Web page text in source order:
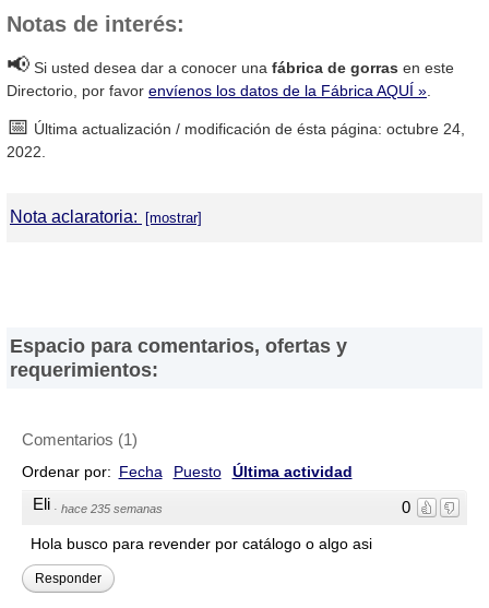
Notas de interés:
📢 Si usted desea dar a conocer una fábrica de gorras en este
Directorio, por favor envíenos los datos de la Fábrica AQUÍ ».
📅 Última actualización / modificación de ésta página: octubre 24,
2022.
Nota aclaratoria:
servicios ofrecidos por éstas. Asimismo, se advierte que las
direcciones, números de teléfono y otros datos de contacto son
Espacio para comentarios, ofertas y
requerimientos:
Comentarios (1)
Ordenar por: Fecha Puesto Última actividad
0
Eli · hace 235 semanas
Hola busco para revender por catálogo o algo asi
Responder